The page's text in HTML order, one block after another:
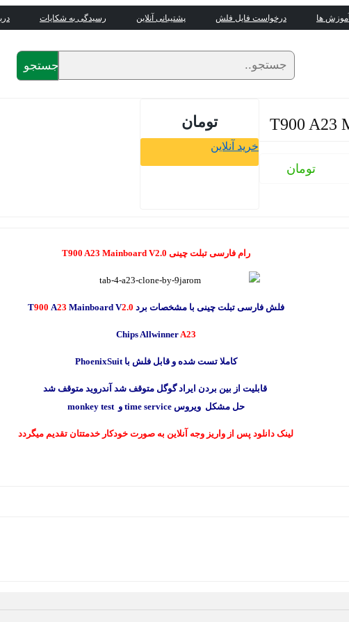
آموزش ها درخواست فایل فلش پشتیبانی آنلاین رسیدگی به شکایات
جستجو
تومان
تومان
خرید آنلاین
رام فارسی تبلت چینی T900 A23 Mainboard V2.0
فلش فارسی تبلت چینی با مشخصات برد T 900 A23 Mainboard V2.0
Chips AllwinnerA23
کاملا تست شده و قابل فلش با PhoenixSuit
قابلیت از بین بردن ایراد گوگل متوقف شد آندروید متوقف شد
حل مشکل ویروس time service و monkey test
لینک دانلود پس از واریز وجه آنلاین به صورت خودکار خدمتتان تقدیم میگردد